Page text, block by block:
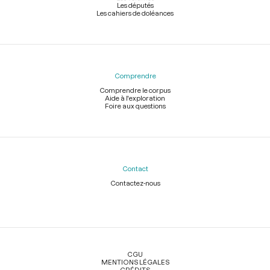
Les députés
Les cahiers de doléances
Comprendre
Comprendre le corpus
Aide à l'exploration
Foire aux questions
Contact
Contactez-nous
Légal
CGU
MENTIONS LÉGALES